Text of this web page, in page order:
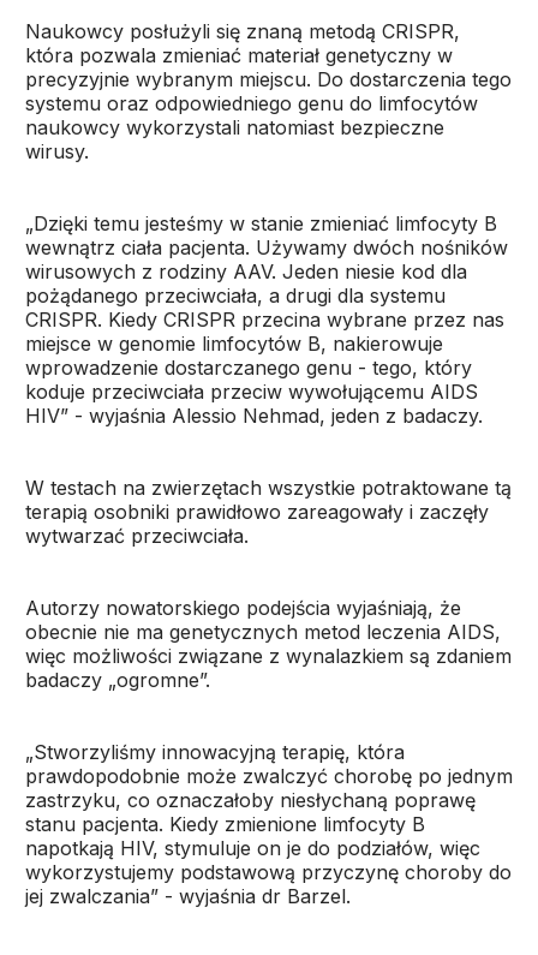
Naukowcy posłużyli się znaną metodą CRISPR,
która pozwala zmieniać materiał genetyczny w
precyzyjnie wybranym miejscu. Do dostarczenia tego
systemu oraz odpowiedniego genu do limfocytów
naukowcy wykorzystali natomiast bezpieczne
wirusy.
„Dzięki temu jesteśmy w stanie zmieniać limfocyty B
wewnątrz ciała pacjenta. Używamy dwóch nośników
wirusowych z rodziny AAV. Jeden niesie kod dla
pożądanego przeciwciała, a drugi dla systemu
CRISPR. Kiedy CRISPR przecina wybrane przez nas
miejsce w genomie limfocytów B, nakierowuje
wprowadzenie dostarczanego genu - tego, który
koduje przeciwciała przeciw wywołującemu AIDS
HIV” - wyjaśnia Alessio Nehmad, jeden z badaczy.
W testach na zwierzętach wszystkie potraktowane tą
terapią osobniki prawidłowo zareagowały i zaczęły
wytwarzać przeciwciała.
Autorzy nowatorskiego podejścia wyjaśniają, że
obecnie nie ma genetycznych metod leczenia AIDS,
więc możliwości związane z wynalazkiem są zdaniem
badaczy „ogromne”.
„Stworzyliśmy innowacyjną terapię, która
prawdopodobnie może zwalczyć chorobę po jednym
zastrzyku, co oznaczałoby niesłychaną poprawę
stanu pacjenta. Kiedy zmienione limfocyty B
napotkają HIV, stymuluje on je do podziałów, więc
wykorzystujemy podstawową przyczynę choroby do
jej zwalczania” - wyjaśnia dr Barzel.